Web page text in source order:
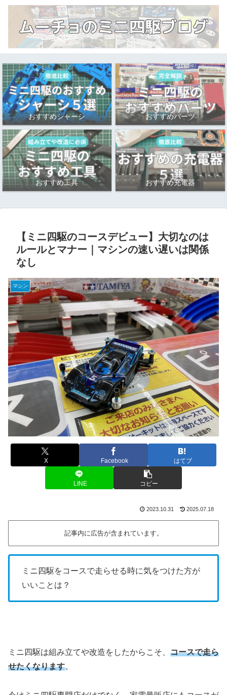
おすすめシャーシ おすすめパーツ
おすすめ工具 おすすめ充電器
【ミニ四駆のコースデビュー】大切なのは
ルールとマナー｜マシンの速い遅いは関係
なし
マシン
X Facebook はてブ
LINE コピー
2023.10.31 2025.07.18
記事内に広告が含まれています。
ミニ四駆をコースで走らせる時に気をつけた方が
いいことは？
ミニ四駆は組み立てや改造をしたからこそ、 コースで走ら
せたくなります。